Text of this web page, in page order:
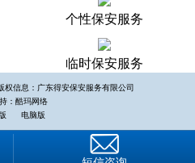
德理念。
我们敲响警钟，中保维安温馨提
全问题，时刻留心孩子的安全，
个性保安服务
临时保安服务
信息：广东得安保安服务有限公司
：酷玛网络
电脑版